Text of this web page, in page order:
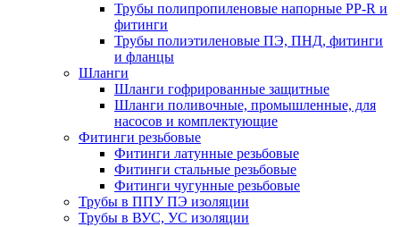
Трубы полипропиленовые напорные PP-R и
фитинги
Трубы полиэтиленовые ПЭ, ПНД, фитинги
и фланцы
Шланги
Шланги гофрированные защитные
Шланги поливочные, промышленные, для
насосов и комплектующие
Фитинги резьбовые
Фитинги латунные резьбовые
Фитинги стальные резьбовые
Фитинги чугунные резьбовые
Трубы в ППУ ПЭ изоляции
Трубы в ВУС, УС изоляции